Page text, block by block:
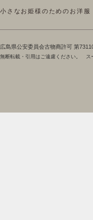
小さなお姫様のためのお洋服
広島県公安委員会古物商許可 第
無断転載・引用はご遠慮ください。